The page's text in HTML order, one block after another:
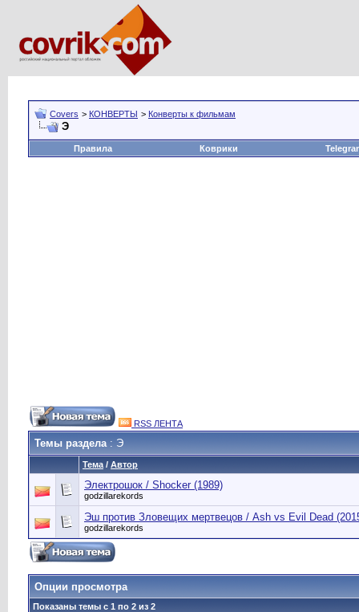
Covers > КОНВЕРТЫ > Конверты к фильмам
Э
Правила Коврики
RSS ЛЕНТА
Темы раздела: Э
Тема / Автор
Электрошок / Shocker (1989)
godzillarekords
Эш против Зловещих мертвецов / Ash vs Evil Dead
godzillarekords
Опции просмотра
Показаны темы с 1 по 2 из 2